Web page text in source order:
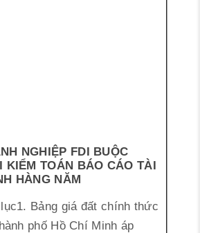
NGHIỆP FDI BUỘC
KIỂM TOÁN BÁO CÁO TÀI
HÀNG NĂM
Bảng giá đất chính thức
phố Hồ Chí Minh áp